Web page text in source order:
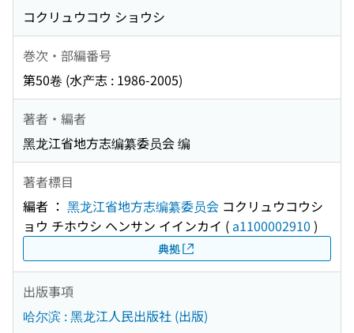
コクリュウコウ ショウシ
巻次・部編番号
第50卷 (水产志 : 1986-2005)
著者・編者
黑龙江省地方志编纂委员会 编
著者標目
編者 ： 黑龙江省地方志编纂委员会 コクリュウコウシ
ョウ チホウシ ヘンサン イインカイ ( a1100002910 )
典拠
出版事項
哈尔滨 : 黑龙江人民出版社 (出版)